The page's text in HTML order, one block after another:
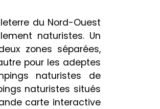
du Nord-Ouest
naturistes. Un
zones séparées,
pour les adeptes
naturistes de
naturistes situés
carte interactive